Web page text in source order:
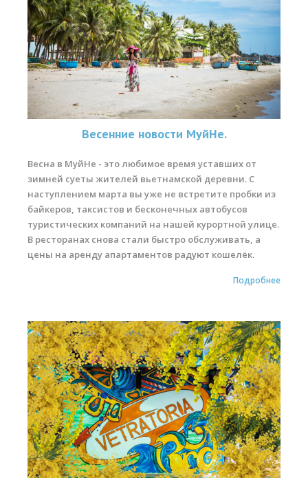
Весенние новости МуйНе.
Весна в МуйНе - это любимое время уставших от
зимней суеты жителей вьетнамской деревни. С
наступлением марта вы уже не встретите пробки из
байкеров, таксистов и бесконечных автобусов
туристических компаний на нашей курортной улице.
В ресторанах снова стали быстро обслуживать, а
цены на аренду апартаментов радуют кошелёк.
Подробнее